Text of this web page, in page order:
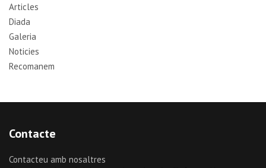
Articles
Diada
Galeria
Noticies
Recomanem
Contacte
Contacteu amb nosaltres